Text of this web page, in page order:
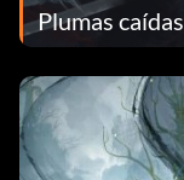
Plumas caídas